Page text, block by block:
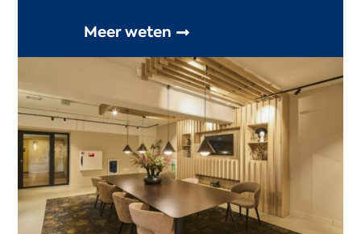
Meer weten